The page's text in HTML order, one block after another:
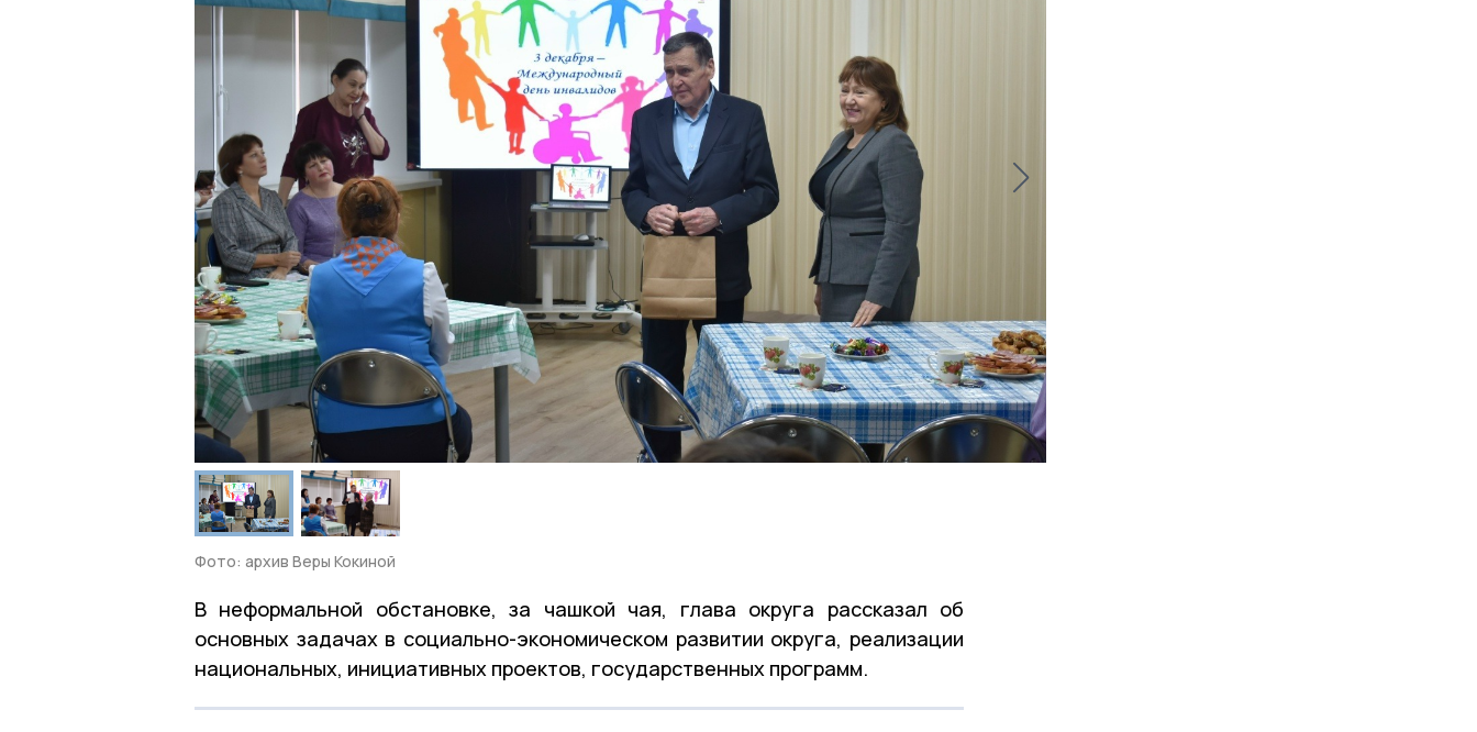
Фото: архив Веры Кокиной
В неформальной обстановке, за чашкой чая, глава округа рассказал об
основных задачах в социально-экономическом развитии округа, реализации
национальных, инициативных проектов, государственных программ.